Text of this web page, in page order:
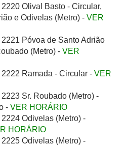
Olival Basto - Circular,
e Odivelas (Metro) - VER
Póvoa de Santo Adrião
(Metro) - VER
Ramada - Circular - VER
Sr. Roubado (Metro) -
- VER HORÁRIO
Odivelas (Metro) -
HORÁRIO
Odivelas (Metro) -